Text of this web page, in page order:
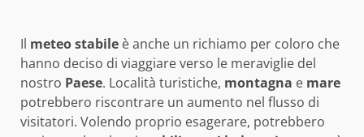
Il meteo stabile è anche un richiamo per coloro che
hanno deciso di viaggiare verso le meraviglie del
nostro Paese. Località turistiche, montagna e mare
potrebbero riscontrare un aumento nel flusso di
visitatori. Volendo proprio esagerare, potrebbero